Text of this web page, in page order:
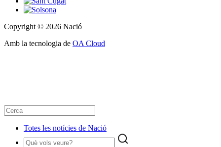
Copyright © 2026 Nació
Amb la tecnologia de OA Cloud
Totes les notícies de Nació